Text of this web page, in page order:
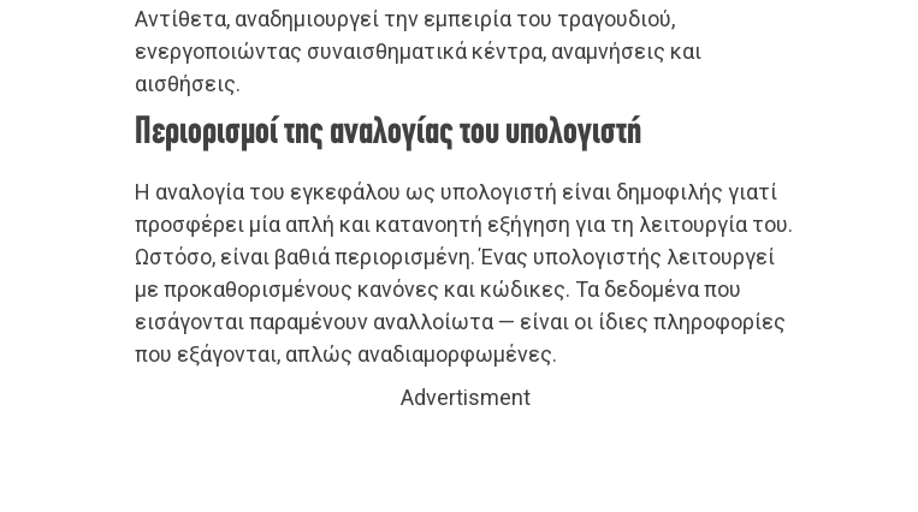
Αντίθετα, αναδημιουργεί την εμπειρία του τραγουδιού,
ενεργοποιώντας συναισθηματικά κέντρα, αναμνήσεις και
αισθήσεις.
Περιορισμοί της αναλογίας του υπολογιστή
Η αναλογία του εγκεφάλου ως υπολογιστή είναι δημοφιλής γιατί
προσφέρει μία απλή και κατανοητή εξήγηση για τη λειτουργία του.
Ωστόσο, είναι βαθιά περιορισμένη. Ένας υπολογιστής λειτουργεί
με προκαθορισμένους κανόνες και κώδικες. Τα δεδομένα που
εισάγονται παραμένουν αναλλοίωτα — είναι οι ίδιες πληροφορίες
που εξάγονται, απλώς αναδιαμορφωμένες.
Advertisment